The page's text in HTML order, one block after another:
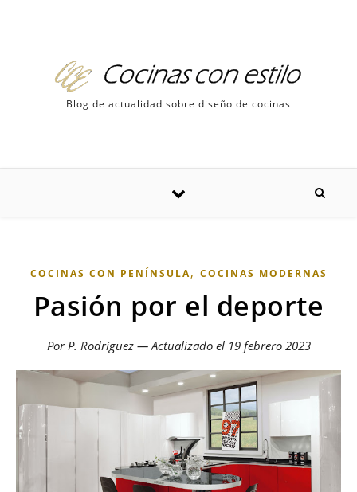
Blog de actualidad sobre diseño de cocinas
COCINAS CON PENÍNSULA, COCINAS MODERNAS
Pasión por el deporte
Por P. Rodríguez — Actualizado el 19 febrero 2023